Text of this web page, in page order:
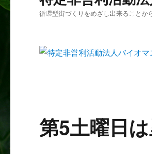
循環型街づくりをめざし出来ることか
第5土曜日